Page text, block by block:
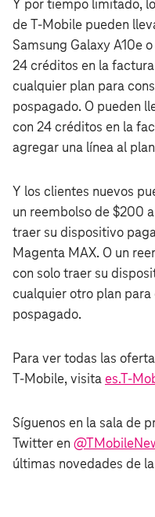
Y por tiempo limitado,
de T‑Mobile pueden
Samsung Galaxy A10e
24 créditos en la
cualquier plan para
pospagado. O pueden
con 24 créditos en la
agregar una línea al
Y los clientes nuevos
un reembolso de $200
traer su dispositivo
Magenta MAX. O un
con solo traer su
cualquier otro plan
pospagado.
Para ver todas las
T‑Mobile, visita
Síguenos en la sala de
Twitter en
últimas novedades de